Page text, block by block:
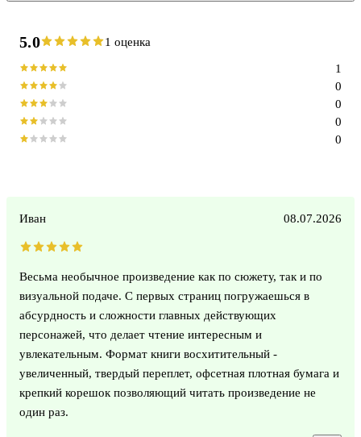
5.0 1 оценка
0
0
0
0
1
Иван 08.07.2026
Весьма необычное произведение как по сюжету, так и по
визуальной подаче. С первых страниц погружаешься в
абсурдность и сложности главных действующих
персонажей, что делает чтение интересным и
увлекательным. Формат книги восхитительный -
увеличенный, твердый переплет, офсетная плотная бумага и
крепкий корешок позволяющий читать произведение не
один раз.